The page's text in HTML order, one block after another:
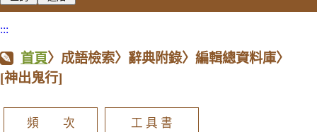
:::
首頁〉成語檢索〉辭典附錄〉編輯總資料庫〉
[神出鬼行]
頻 次 工 具 書